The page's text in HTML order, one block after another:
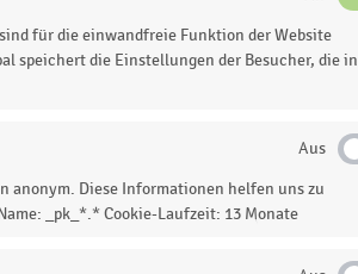
für die einwandfreie Funktion der Website
speichert die Einstellungen der Besucher, die
anonym. Diese Informationen helfen uns zu
_pk_*.* Cookie-Laufzeit: 13 Monate